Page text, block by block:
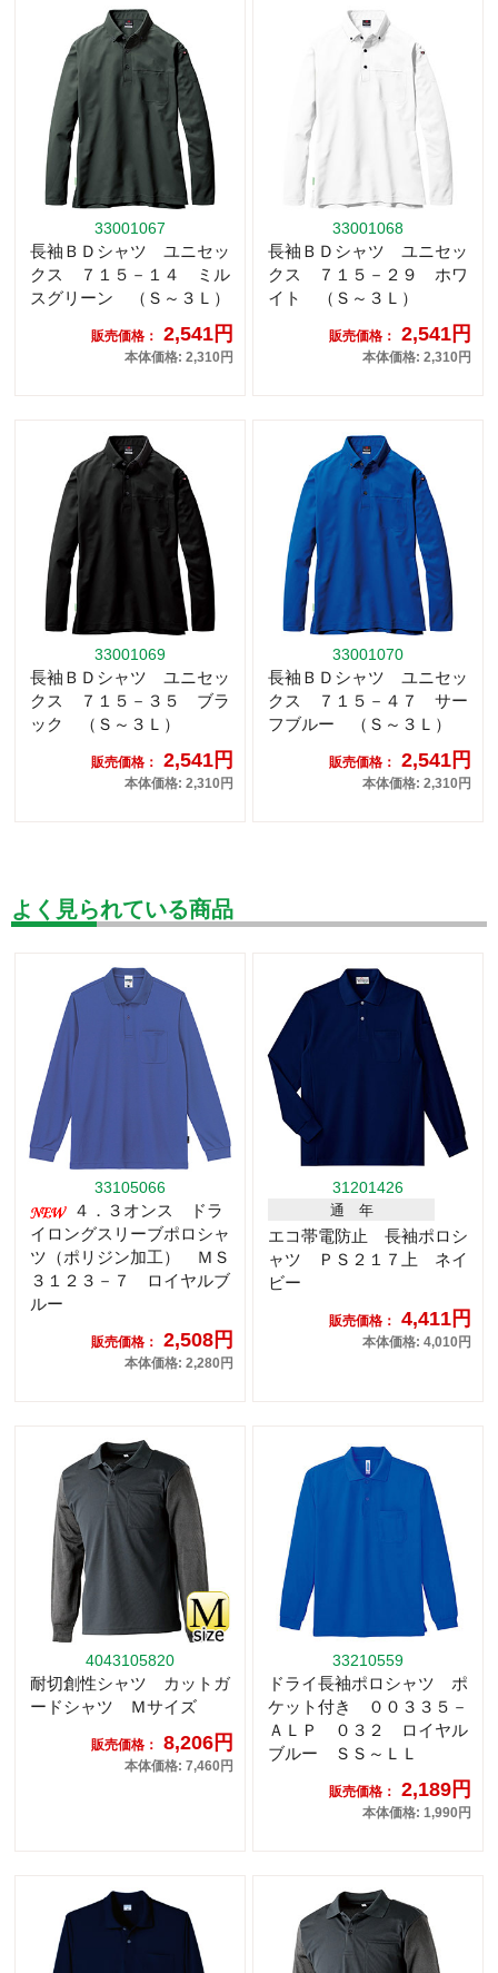
33001067
長袖ＢＤシャツ ユニセッ
クス ７１５－１４ ミル
スグリーン （Ｓ～３Ｌ）
販売価格： 2,541円
本体価格: 2,310円
33001068
長袖ＢＤシャツ ユニセッ
クス ７１５－２９ ホワ
イト （Ｓ～３Ｌ）
販売価格： 2,541円
本体価格: 2,310円
33001069
長袖ＢＤシャツ ユニセッ
クス ７１５－３５ ブラ
ック （Ｓ～３Ｌ）
販売価格： 2,541円
本体価格: 2,310円
33001070
長袖ＢＤシャツ ユニセッ
クス ７１５－４７ サー
フブルー （Ｓ～３Ｌ）
販売価格： 2,541円
本体価格: 2,310円
よく見られている商品
33105066
４．３オンス ドラ
イロングスリーブポロシャ
ツ（ポリジン加工） ＭＳ
３１２３－７ ロイヤルブ
ルー
販売価格： 2,508円
本体価格: 2,280円
31201426
通 年
エコ帯電防止 長袖ポロシ
ャツ ＰＳ２１７上 ネイ
ビー
販売価格： 4,411円
本体価格: 4,010円
4043105820
耐切創性シャツ カットガ
ードシャツ Ｍサイズ
販売価格： 8,206円
本体価格: 7,460円
33210559
ドライ長袖ポロシャツ ポ
ケット付き ００３３５－
ＡＬＰ ０３２ ロイヤル
ブルー ＳＳ～ＬＬ
販売価格： 2,189円
本体価格: 1,990円